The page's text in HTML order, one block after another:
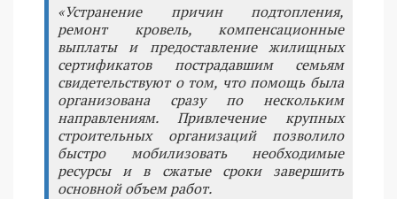
«Устранение причин подтопления,
ремонт кровель, компенсационные
выплаты и предоставление жилищных
сертификатов пострадавшим семьям
свидетельствуют о том, что помощь была
организована сразу по нескольким
направлениям. Привлечение крупных
строительных организаций позволило
быстро мобилизовать необходимые
ресурсы и в сжатые сроки завершить
основной объем работ.